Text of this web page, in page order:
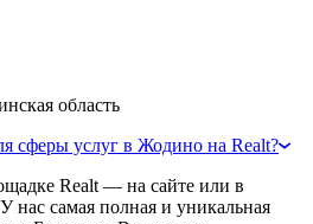
область
сферы услуг в Жодино на Realt?
Realt — на сайте или в
самая полная и уникальная